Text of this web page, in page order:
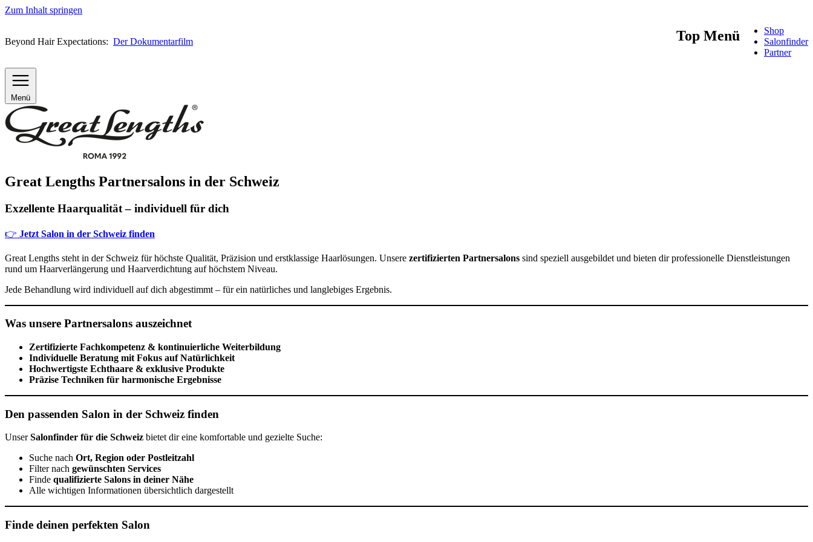
Zum Inhalt springen
Beyond Hair Expectations: Der Dokumentarfilm Top Menü
Shop
Salonfinder
Partner
Menü
Great Lengths Partnersalons in der Schweiz
Exzellente Haarqualität – individuell für dich
👉 Jetzt Salon in der Schweiz finden
Great Lengths steht in der Schweiz für höchste Qualität, Präzision und erstklassige Haarlösungen. Unsere zertifizierten Partnersalons sind speziell ausgebildet und bieten dir professionelle Dienstleistungen
rund um Haarverlängerung und Haarverdichtung auf höchstem Niveau.
Jede Behandlung wird individuell auf dich abgestimmt – für ein natürliches und langlebiges Ergebnis.
Was unsere Partnersalons auszeichnet
Zertifizierte Fachkompetenz & kontinuierliche Weiterbildung
Individuelle Beratung mit Fokus auf Natürlichkeit
Hochwertigste Echthaare & exklusive Produkte
Präzise Techniken für harmonische Ergebnisse
Den passenden Salon in der Schweiz finden
UnserSalonfinder für die Schweiz bietet dir eine komfortable und gezielte Suche:
Suche nach Ort, Region oder Postleitzahl
Filter nach gewünschten Services
Finde qualifizierte Salons in deiner Nähe
Alle wichtigen Informationen übersichtlich dargestellt
Finde deinen perfekten Salon